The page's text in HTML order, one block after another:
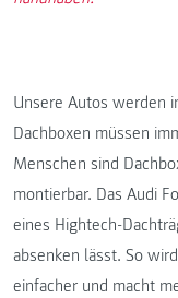
Unsere Autos werden
Dachboxen müssen
Menschen sind
montierbar. Das Audi
eines Hightech-
absenken lässt. So
einfacher und macht